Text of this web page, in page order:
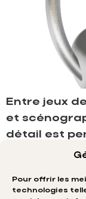
Pour offrir les
technologies
Entre jeux
et
détail est
dans une